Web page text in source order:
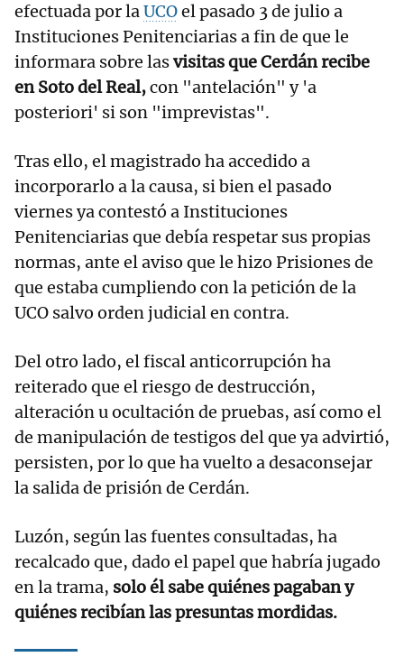
efectuada por laUCOel pasado 3 de julio a
Instituciones Penitenciarias a fin de que le
informara sobre lasvisitas que Cerdán recibe
en Soto del Real,con "antelación" y 'a
posteriori' si son "imprevistas".
Tras ello, el magistrado ha accedido a
incorporarlo a la causa, si bien el pasado
viernes ya contestó a Instituciones
Penitenciarias que debía respetar sus propias
normas, ante el aviso que le hizo Prisiones de
que estaba cumpliendo con la petición de la
UCO salvo orden judicial en contra.
Del otro lado, el fiscal anticorrupción ha
reiterado que el riesgo de destrucción,
alteración u ocultación de pruebas, así como el
de manipulación de testigos del que ya advirtió,
persisten, por lo que ha vuelto a desaconsejar
la salida de prisión de Cerdán.
Luzón, según las fuentes consultadas, ha
recalcado que, dado el papel que habría jugado
en la trama, solo él sabe quiénes pagaban y
quiénes recibían las presuntas mordidas.